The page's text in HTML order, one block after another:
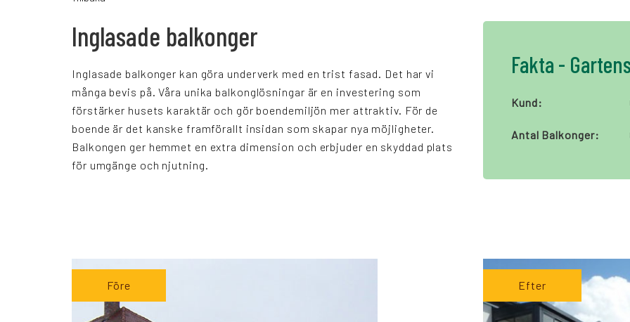
Inglasade balkonger
Inglasade balkonger kan göra underverk med en trist fasad. Det har vi
många bevis på. Våra unika balkonglösningar är en investering som
förstärker husets karaktär och gör boendemiljön mer attraktiv. För de
boende är det kanske framförallt insidan som skapar nya möjligheter.
Balkongen ger hemmet en extra dimension och erbjuder en skyddad plats
för umgänge och njutning.
Fakta -
Kund:
Antal Balkonger:
Före Efter